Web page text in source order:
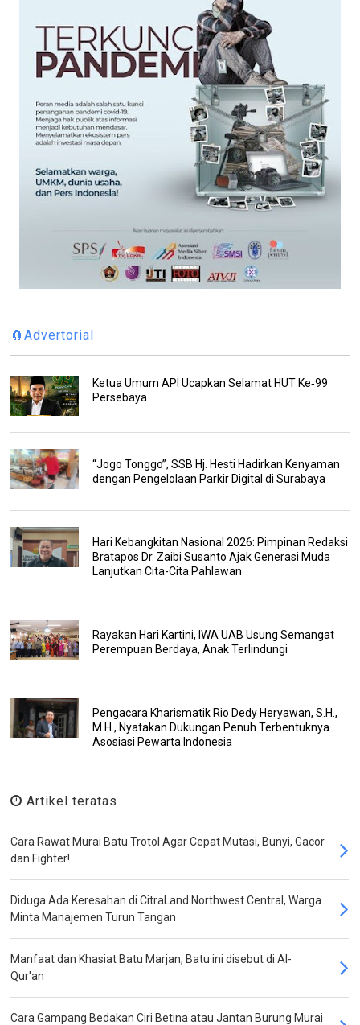
🧲Advertorial
Ketua Umum API Ucapkan Selamat HUT Ke‑99
Persebaya
“Jogo Tonggo”, SSB Hj. Hesti Hadirkan Kenyaman
dengan Pengelolaan Parkir Digital di Surabaya
Hari Kebangkitan Nasional 2026: Pimpinan Redaksi
Bratapos Dr. Zaibi Susanto Ajak Generasi Muda
Lanjutkan Cita-Cita Pahlawan
Rayakan Hari Kartini, IWA UAB Usung Semangat
Perempuan Berdaya, Anak Terlindungi
Pengacara Kharismatik Rio Dedy Heryawan, S.H.,
M.H., Nyatakan Dukungan Penuh Terbentuknya
Asosiasi Pewarta Indonesia
Artikel teratas
Cara Rawat Murai Batu Trotol Agar Cepat Mutasi, Bunyi, Gacor
dan Fighter!
Diduga Ada Keresahan di CitraLand Northwest Central, Warga
Minta Manajemen Turun Tangan
Manfaat dan Khasiat Batu Marjan, Batu ini disebut di Al-
Qur'an
Cara Gampang Bedakan Ciri Betina atau Jantan Burung Murai